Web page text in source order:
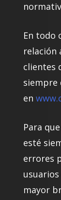
En todo
relación
clientes
siempre
en
Para
esté
errores
mayor